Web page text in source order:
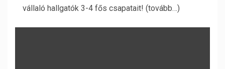
vállaló hallgatók 3-4 fős csapatait! (tovább…)